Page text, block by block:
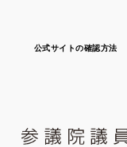
公式サイトの確認方法